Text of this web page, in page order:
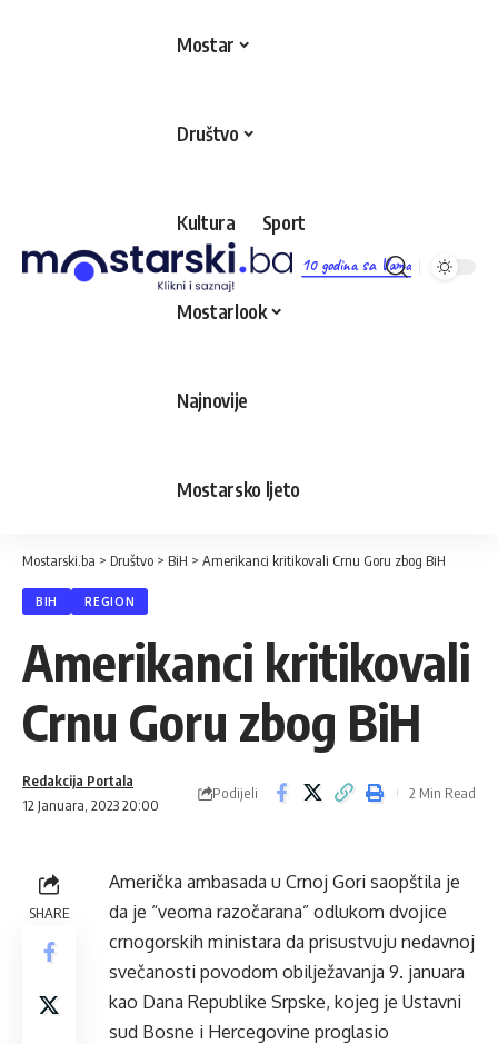
10 godina sa Vama
Mostar
Društvo
Kultura Sport
Mostarlook
Najnovije
Mostarsko ljeto
Mostarski.ba > Društvo > BiH > Amerikanci kritikovali Crnu Goru zbog BiH
BIH REGION
Amerikanci kritikovali
Crnu Goru zbog BiH
12 Januara, 2023 20:00
Redakcija Portala
Podijeli 2 Min Read
SHARE
Američka ambasada u Crnoj Gori saopštila je
da je “veoma razočarana” odlukom dvojice
crnogorskih ministara da prisustvuju nedavnoj
svečanosti povodom obilježavanja 9. januara
kao Dana Republike Srpske, kojeg je Ustavni
sud Bosne i Hercegovine proglasio